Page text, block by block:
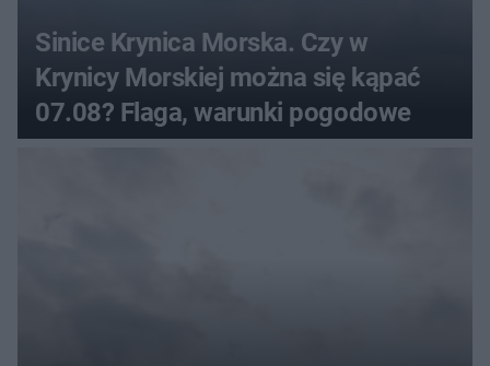
Sinice Krynica Morska. Czy w
Krynicy Morskiej można się kąpać
07.08? Flaga, warunki pogodowe